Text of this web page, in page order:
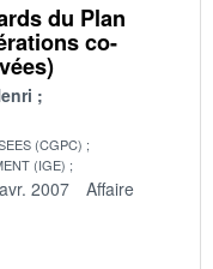
du Plan
co-
(CGPC)
(IGE)
2007
Affaire